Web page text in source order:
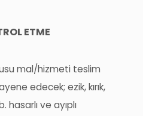
ETME
mal/hizmeti teslim
edecek; ezik, kırık,
hasarlı ve ayıplı